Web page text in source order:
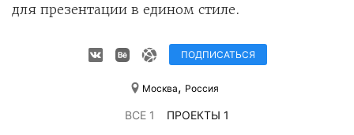
для презентации в едином стиле.
ПОДПИСАТЬСЯ
Москва, Россия
ВСЕ 1 ПРОЕКТЫ 1